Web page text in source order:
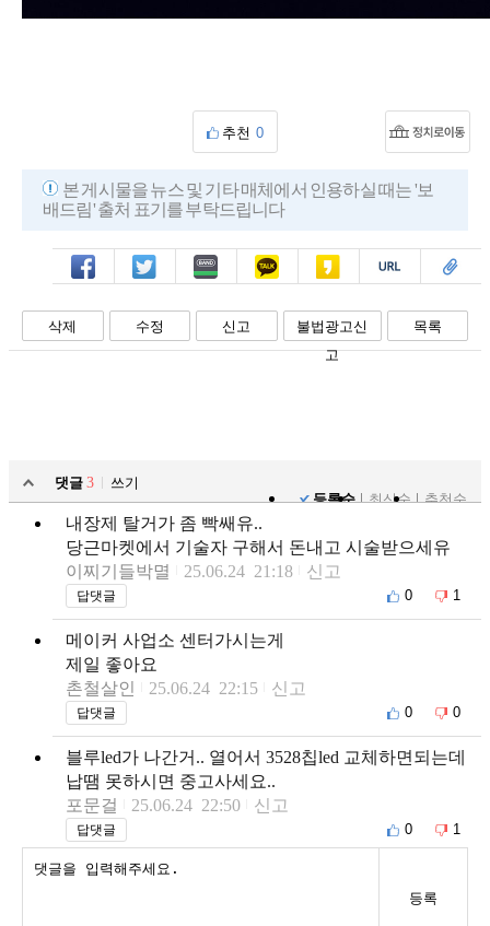
추천 0
본 게시물을 뉴스 및 기타 매체에서 인용하실 때는 '보
배드림' 출처 표기를 부탁드립니다
페북 트윗 밴드 카톡 카스 복사 스크랩
삭제 수정 신고
불법광고신
고
목록
댓글 3
쓰기
등록순
최신순 추천순
내장제 탈거가 좀 빡쌔유..
당근마켓에서 기술자 구해서 돈내고 시술받으세유
이찌기들박멸
25.06.24 21:18 신고
답댓글 0 1
메이커 사업소 센터가시는게
제일 좋아요
촌철살인
25.06.24 22:15 신고
답댓글 0 0
블루led가 나간거.. 열어서 3528칩led 교체하면되는데
납땜 못하시면 중고사세요..
포문걸
25.06.24 22:50 신고
답댓글 0 1
등록